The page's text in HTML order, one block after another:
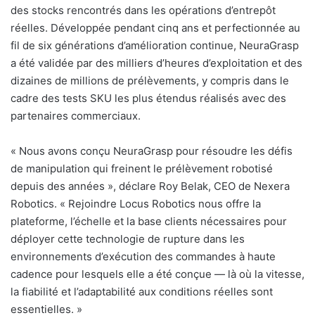
des stocks rencontrés dans les opérations d’entrepôt
réelles. Développée pendant cinq ans et perfectionnée au
fil de six générations d’amélioration continue, NeuraGrasp
a été validée par des milliers d’heures d’exploitation et des
dizaines de millions de prélèvements, y compris dans le
cadre des tests SKU les plus étendus réalisés avec des
partenaires commerciaux.
« Nous avons conçu NeuraGrasp pour résoudre les défis
de manipulation qui freinent le prélèvement robotisé
depuis des années », déclare Roy Belak, CEO de Nexera
Robotics. « Rejoindre Locus Robotics nous offre la
plateforme, l’échelle et la base clients nécessaires pour
déployer cette technologie de rupture dans les
environnements d’exécution des commandes à haute
cadence pour lesquels elle a été conçue — là où la vitesse,
la fiabilité et l’adaptabilité aux conditions réelles sont
essentielles. »